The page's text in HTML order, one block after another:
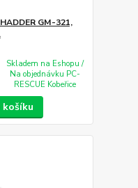
GM-321,
Skladem na Eshopu /
Na objednávku PC-
RESCUE Kobeřice